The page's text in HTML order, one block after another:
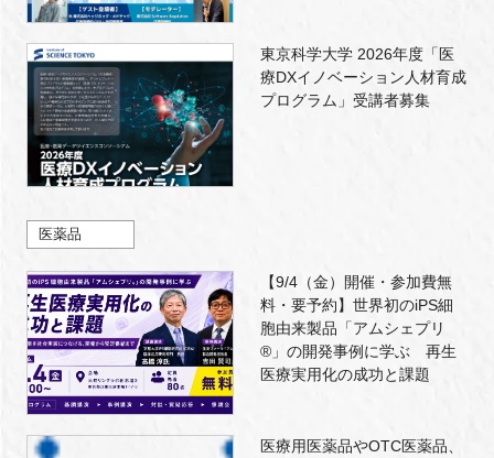
東京科学大学 2026年度「医
療DXイノベーション人材育成
プログラム」受講者募集
医薬品
【9/4（金）開催・参加費無
料・要予約】世界初のiPS細
胞由来製品「アムシェプリ
®」の開発事例に学ぶ 再生
医療実用化の成功と課題
医療用医薬品やOTC医薬品、